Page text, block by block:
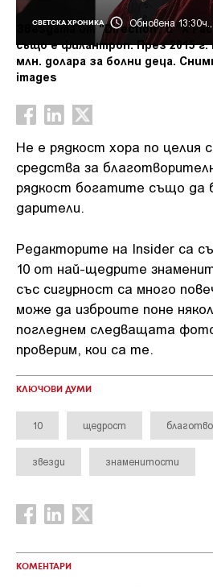
СВЕТСКА ХРОНИКА Обновена
Звездата от "Direction" и "X
също е филантроп. През 2015
млн. долара за болни деца.
images
Не е рядкост хора по целия
средства за
рядкост богатите също да
дарители.
Редакторите на Insider са
10 от най-щедрите
със сигурност са много
може да изброите поне
погледнем следващата
проверим, кои са те.
КЛЮЧОВИ ДУМИ
10 щедрост
звезди знаменитости
КОМЕНТАРИ